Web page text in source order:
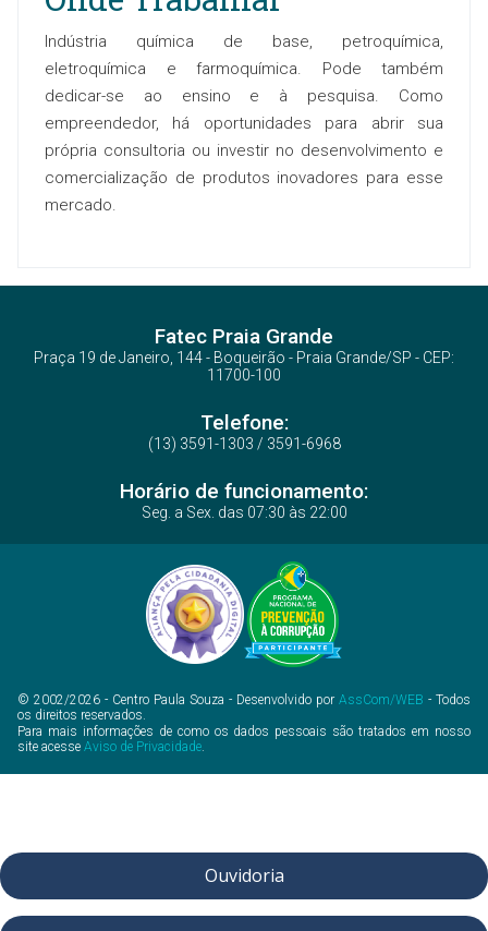
Indústria química de base, petroquímica,
eletroquímica e farmoquímica. Pode também
dedicar-se ao ensino e à pesquisa. Como
empreendedor, há oportunidades para abrir sua
própria consultoria ou investir no desenvolvimento e
comercialização de produtos inovadores para esse
mercado.
Núcleo de Educação e
Popularização de Ciência e
Tecnologia
Contribui para a divulgação do
conhecimento científico e tecnológico,
Ver Projeto
Fatec Praia Grande
Praça 19 de Janeiro, 144 - Boqueirão - Praia Grande/SP - CEP:
11700-100
Telefone:
(13) 3591-1303 / 3591-6968
Horário de funcionamento:
Seg. a Sex. das 07:30 às 22:00
© 2002/2026 - Centro Paula Souza - Desenvolvido por AssCom/WEB - Todos
os direitos reservados.
Para mais informações de como os dados pessoais são tratados em nosso
site acesse Aviso de Privacidade.
Ouvidoria